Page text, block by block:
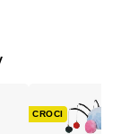
CROCI